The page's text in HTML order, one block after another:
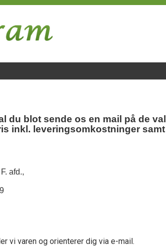
du blot sende os en mail på de
inkl. leveringsomkostninger
afd.,
vi varen og orienterer dig via e-mail.